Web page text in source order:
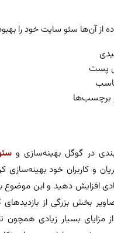
از آن‌ها سئو سایت خود را
پست
برچسب‌ها
در گوگل بهینه‌سازی و
و کاربران خود بهینه‌سازی
افزایش دهید و این
بخش بزرگی از
مزایای بسیار زیادی